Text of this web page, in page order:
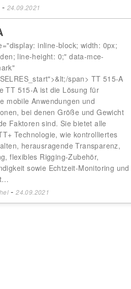
- 24.09.2021
inline-block; width: 0px;
line-height: 0;" data-mce-
span> TT 515-A
TT 515-A ist die Lösung für
mobile Anwendungen und
bei denen Größe und Gewicht
Faktoren sind. Sie bietet alle
Technologie, wie kontrolliertes
herausragende Transparenz,
flexibles Rigging-Zubehör,
sowie Echtzeit-Monitoring und
-24.09.2021